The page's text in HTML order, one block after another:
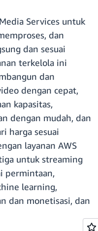
Services untuk
dan
dan sesuai
terkelola ini
dan
dengan cepat,
kapasitas,
dengan mudah, dan
harga sesuai
layanan AWS
untuk streaming
permintaan,
learning,
dan monetisasi, dan